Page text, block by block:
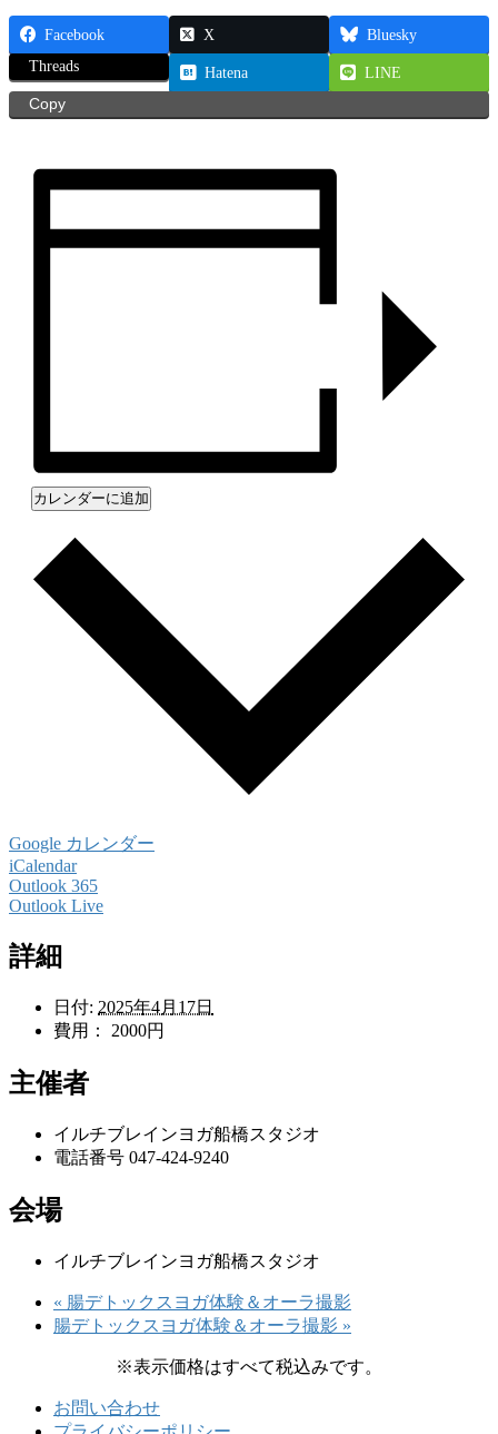
Facebook X
Bluesky
Threads
Hatena
LINE
Copy
カレンダーに追加
Google カレンダー
iCalendar
Outlook 365
Outlook Live
詳細
日付: 2025年4月17日
費用：
2000円
主催者
イルチブレインヨガ船橋スタジオ
電話番号 047-424-9240
会場
イルチブレインヨガ船橋スタジオ
« 腸デトックスヨガ体験＆オーラ撮影
腸デトックスヨガ体験＆オーラ撮影 »
※表示価格はすべて税込みです。
お問い合わせ